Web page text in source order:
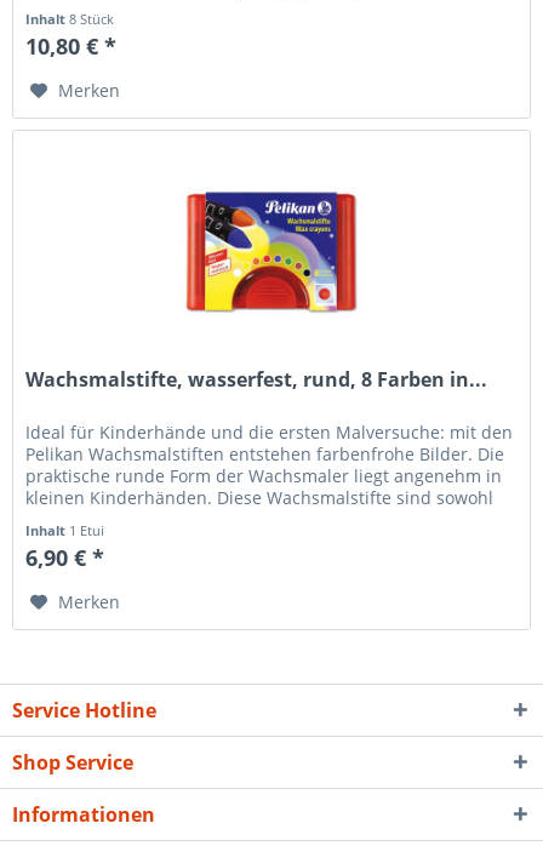
Inhalt8 Stück
10,80 € *
Merken
Wachsmalstifte, wasserfest, rund, 8 Farben in...
Ideal für Kinderhände und die ersten Malversuche: mit den
Pelikan Wachsmalstiften entstehen farbenfrohe Bilder. Die
praktische runde Form der Wachsmaler liegt angenehm in
kleinen Kinderhänden. Diese Wachsmalstifte sind sowohl
Inhalt 1 Etui
6,90 € *
Merken
Service Hotline
Shop Service
Informationen